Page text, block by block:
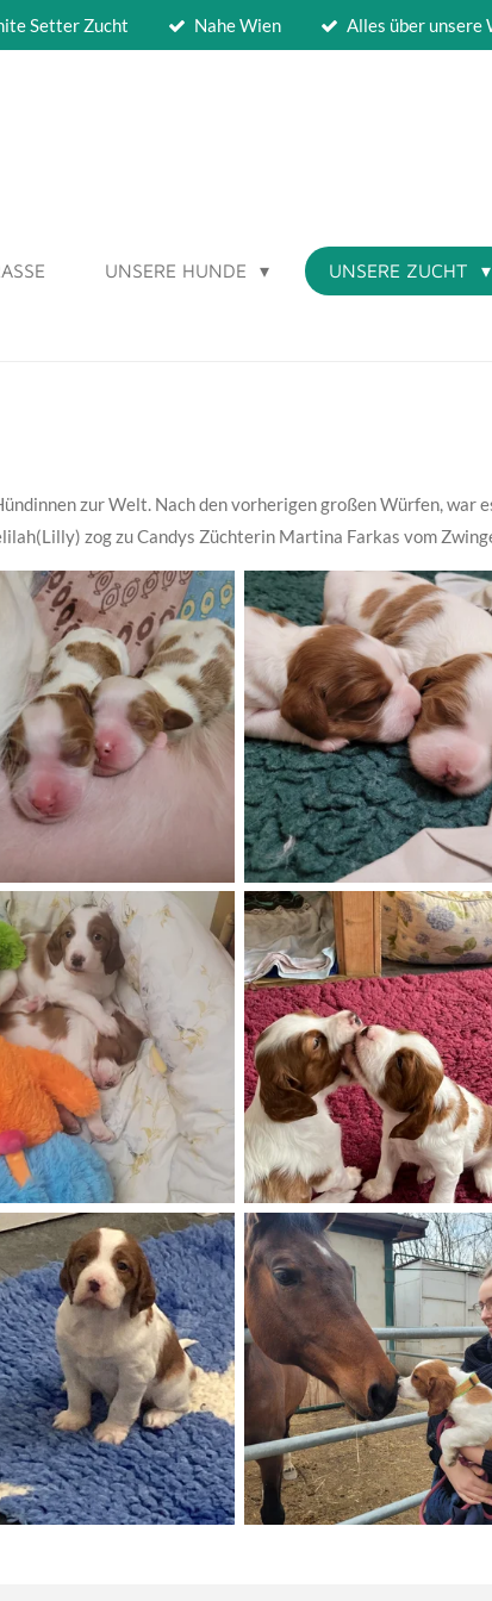
Setter Zucht Nahe Wien Alles über unsere
UNSERE HUNDE UNSERE ZUCHT
zur Welt. Nach den vorherigen großen Würfen, war
zog zu Candys Züchterin Martina Farkas vom